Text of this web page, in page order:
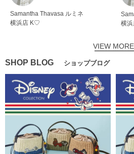
Samantha Thavasa ルミネ
横浜店 K♡
横
VIEW MORE
SHOP BLOG ショップブログ